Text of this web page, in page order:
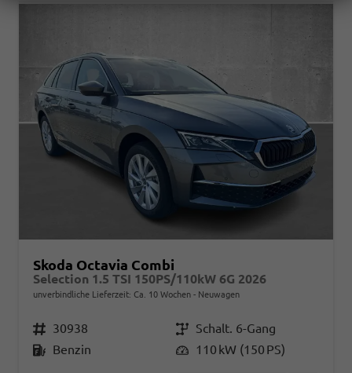
Skoda Octavia Combi
Selection 1.5 TSI 150PS/110kW 6G 2026
unverbindliche Lieferzeit: Ca. 10 Wochen Neuwagen
Fahrzeugnr. 30938 GetriebeSchalt. 6-Gang
Kraftstoff Benzin Leistung 110 kW (150 PS)